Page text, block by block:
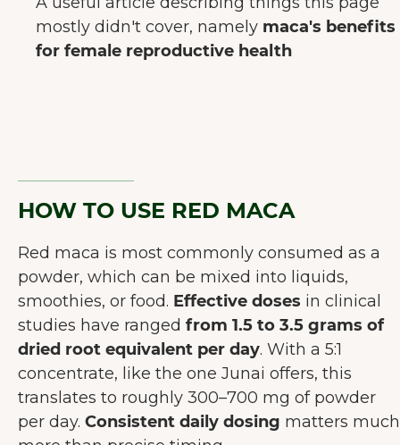
mostly didn't cover, namely maca's benefits
for female reproductive health
HOW TO USE RED MACA
Red maca is most commonly consumed as a
powder, which can be mixed into liquids,
smoothies, or food. Effective doses in clinical
studies have ranged from 1.5 to 3.5 grams of
dried root equivalent per day. With a 5:1
concentrate, like the one Junai offers, this
translates to roughly 300–700 mg of powder
per day. Consistent daily dosing matters much